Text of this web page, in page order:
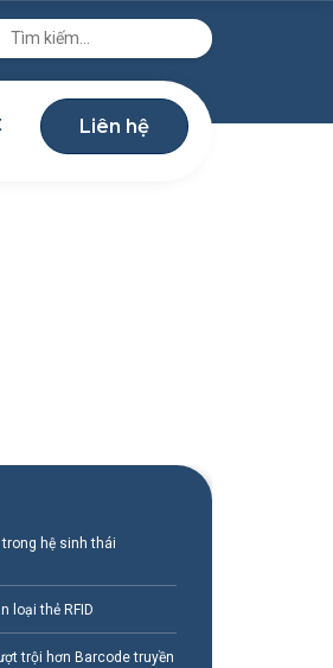
Liên hệ
trong hệ sinh thái
loại thẻ RFID
trội hơn Barcode truyền